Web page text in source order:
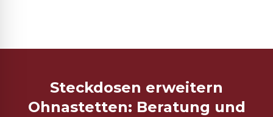
Steckdosen erweitern
Ohnastetten: Beratung und